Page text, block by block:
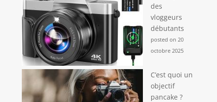
des
vloggeurs
débutants
posted on 20
octobre 2025
C’est quoi un
objectif
pancake ?